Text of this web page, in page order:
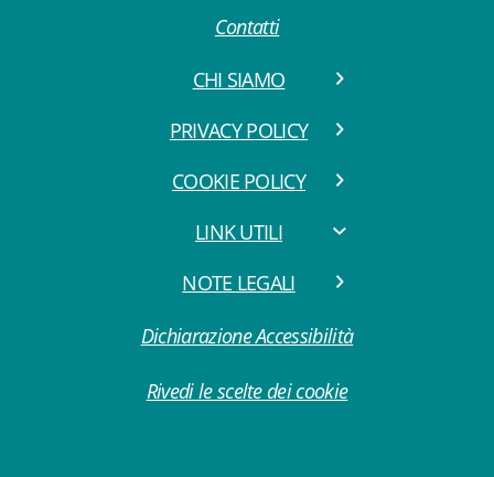
Contatti
CHI SIAMO
PRIVACY POLICY
COOKIE POLICY
LINK UTILI
NOTE LEGALI
Dichiarazione Accessibilità
Rivedi le scelte dei cookie